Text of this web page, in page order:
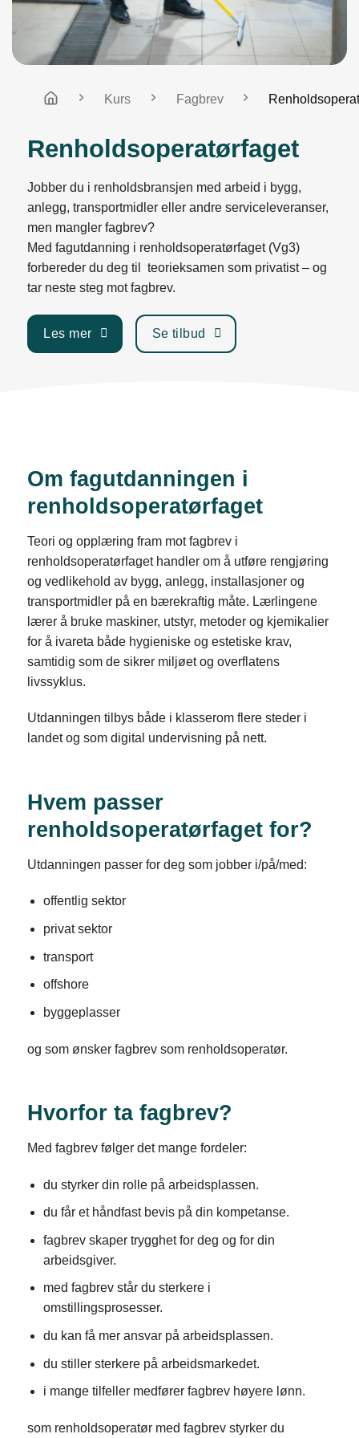
Kurs Fagbrev
Renholdsoperatørfaget
Jobber du i renholdsbransjen med arbeid i bygg,
anlegg, transportmidler eller andre serviceleveranser,
men mangler fagbrev?
Med fagutdanning i renholdsoperatørfaget (Vg3)
forbereder du deg til teorieksamen som privatist – og
tar neste steg mot fagbrev.
Les mer Se tilbud
Om fagutdanningen i
renholdsoperatørfaget
Teori og opplæring fram mot fagbrev i
renholdsoperatørfaget handler om å utføre rengjøring
og vedlikehold av bygg, anlegg, installasjoner og
transportmidler på en bærekraftig måte. Lærlingene
lærer å bruke maskiner, utstyr, metoder og kjemikalier
for å ivareta både hygieniske og estetiske krav,
samtidig som de sikrer miljøet og overflatens
livssyklus.
Utdanningen tilbys både i klasserom flere steder i
landet og som digital undervisning på nett.
Hvem passer
renholdsoperatørfaget for?
Utdanningen passer for deg som jobber i/på/med:
offentlig sektor
privat sektor
transport
offshore
byggeplasser
og som ønsker fagbrev som renholdsoperatør.
Hvorfor ta fagbrev?
Med fagbrev følger det mange fordeler:
du styrker din rolle på arbeidsplassen.
du får et håndfast bevis på din kompetanse.
fagbrev skaper trygghet for deg og for din
arbeidsgiver.
med fagbrev står du sterkere i
omstillingsprosesser.
du kan få mer ansvar på arbeidsplassen.
du stiller sterkere på arbeidsmarkedet.
i mange tilfeller medfører fagbrev høyere lønn.
som renholdsoperatør med fagbrev styrker du